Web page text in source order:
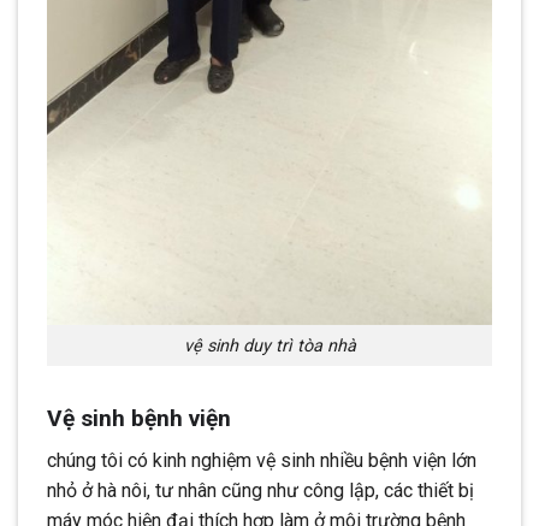
vệ sinh duy trì tòa nhà
Vệ sinh bệnh viện
chúng tôi có kinh nghiệm vệ sinh nhiều bệnh viện lớn
nhỏ ở hà nôi, tư nhân cũng như công lập, các thiết bị
máy móc hiện đại thích hợp làm ở môi trường bệnh